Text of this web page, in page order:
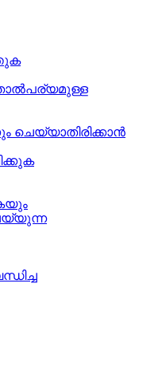
ചെയ്യാതിരിക്കാന്‍